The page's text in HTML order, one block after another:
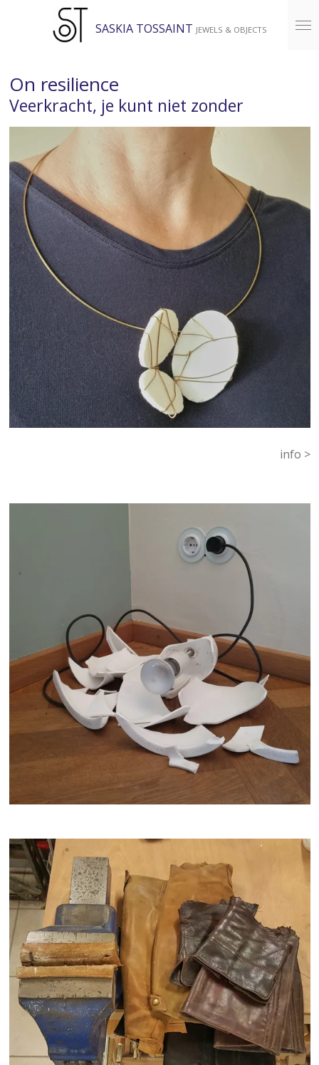
hoofdinhoud
SASKIA TOSSAINT JEWELS & OBJECTS
On resilience
Veerkracht, je kunt niet zonder
info >